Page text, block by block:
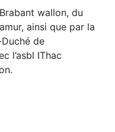
wallon, du
ainsi que par la
de
l’asbl IThac